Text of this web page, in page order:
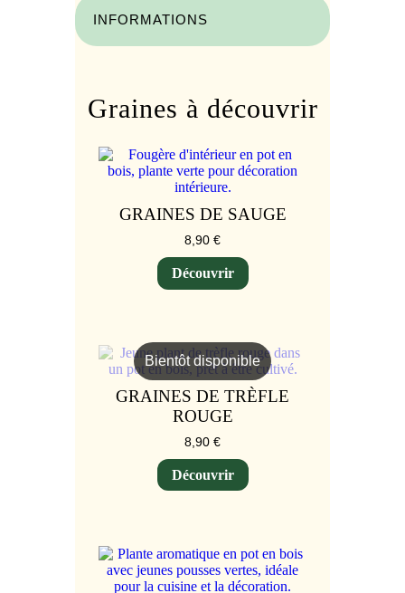
INFORMATIONS
Graines à découvrir
GRAINES DE SAUGE
8,90 €
Découvrir
Bientôt disponible
GRAINES DE TRÈFLE
ROUGE
8,90 €
Découvrir